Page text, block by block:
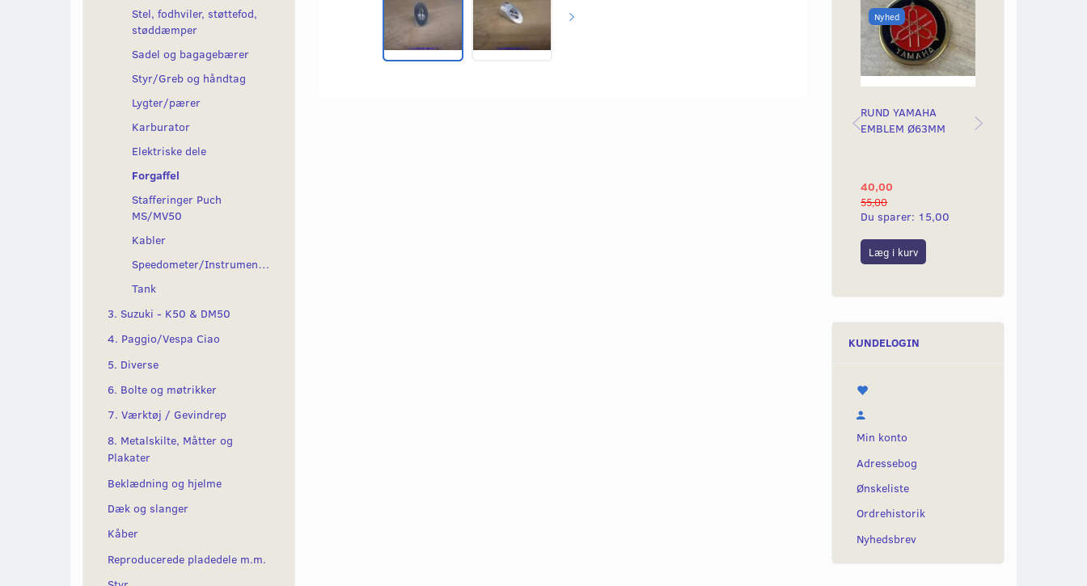
Stel, fodhviler, støttefod,
støddæmper
Sadel og bagagebærer
Styr/Greb og håndtag
Lygter/pærer
Karburator
Elektriske dele
Forgaffel
Stafferinger Puch
MS/MV50
Kabler
Speedometer/Instrumenter
Tank
3. Suzuki - K50 & DM50
4. Paggio/Vespa Ciao
5. Diverse
6. Bolte og møtrikker
7. Værktøj / Gevindrep
8. Metalskilte, Måtter og
Plakater
Beklædning og hjelme
Dæk og slanger
Kåber
Reproducerede pladedele m.m.
Nyhed
RUND YAMAHA
EMBLEM Ø63MM
40,00
55,00
Du sparer: 15,00
Læg i kurv
KUNDELOGIN
Min konto
Adressebog
Ønskeliste
Ordrehistorik
Nyhedsbrev